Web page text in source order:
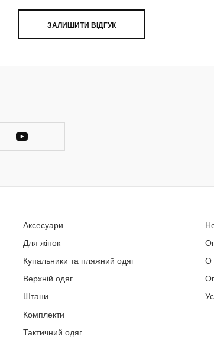
ЗАЛИШИТИ ВІДГУК
Аксесуари
Для жінок
Купальники та пляжний одяг
Верхній одяг
Штани
Комплекти
Тактичний одяг
О